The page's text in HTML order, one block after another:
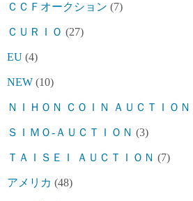
ＣＣＦオークション (7)
ＣＵＲＩＯ (27)
EU (4)
NEW (10)
ＮＩＨＯＮ ＣＯＩＮ ＡＵＣＴＩＯＮ
ＳＩＭＯ-ＡＵＣＴＩＯＮ (3)
ＴＡＩＳＥＩ ＡＵＣＴＩＯＮ (7)
アメリカ (48)